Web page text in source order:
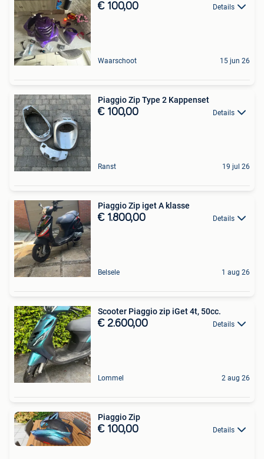
€ 100,00 Details
Waarschoot 15 jun 26
Piaggio Zip Type 2 Kappenset
€ 100,00 Details
Ranst 19 jul 26
Piaggio Zip iget A klasse
€ 1.800,00 Details
Belsele 1 aug 26
Scooter Piaggio zip iGet 4t, 50cc.
€ 2.600,00 Details
Lommel 2 aug 26
Piaggio Zip
€ 100,00 Details